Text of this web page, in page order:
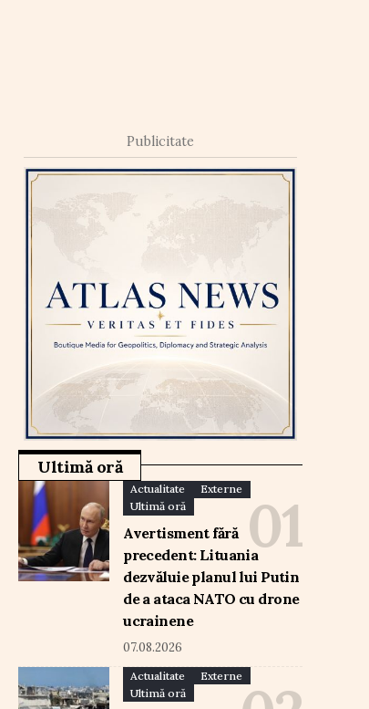
Publicitate
Ultimă oră
Actualitate
Externe
Ultimă oră
Avertisment fără
precedent: Lituania
dezvăluie planul lui Putin
de a ataca NATO cu drone
ucrainene
07.08.2026
Actualitate
Externe
Ultimă oră